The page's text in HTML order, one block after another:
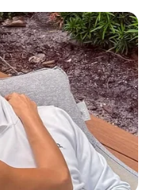
de Saúde do Brasil
Acesse aqui.